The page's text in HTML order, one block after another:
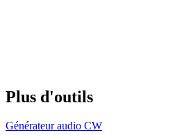
Plus d'outils
Générateur audio CW